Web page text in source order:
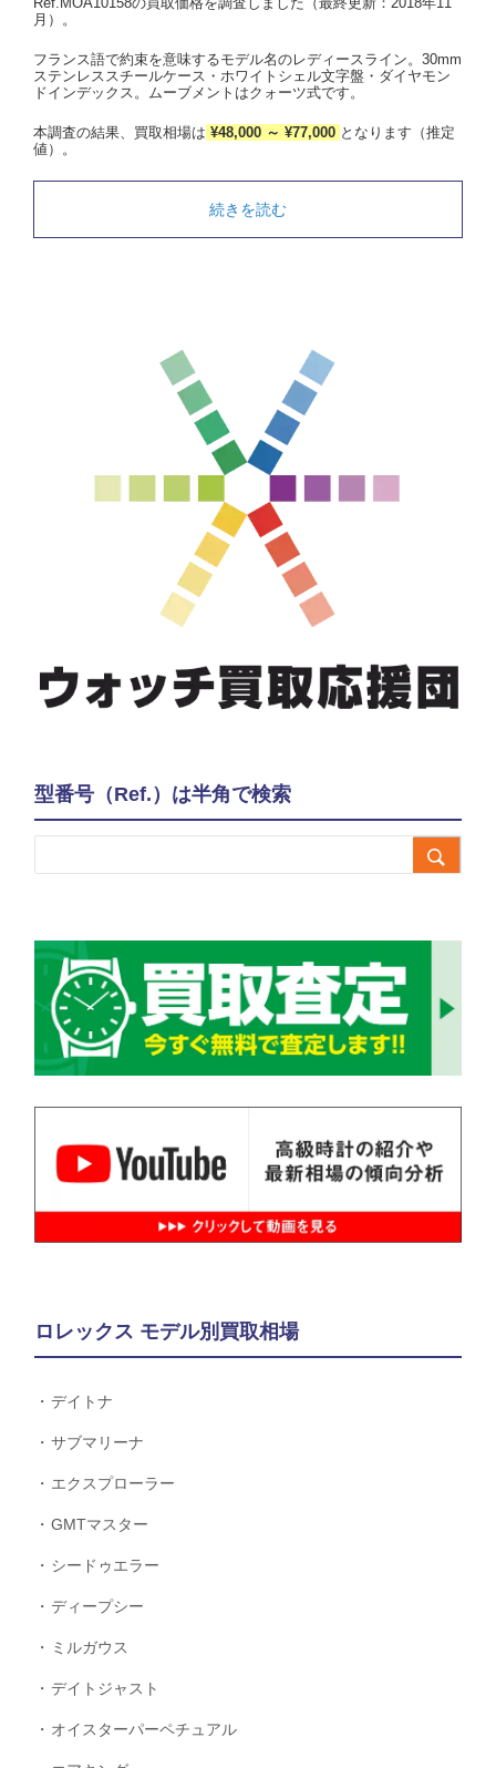
月）。
フランス語で約束を意味するモデル名のレディースライン。30mm
ステンレススチールケース・ホワイトシェル文字盤・ダイヤモン
ドインデックス。ムーブメントはクォーツ式です。
本調査の結果、買取相場は ¥48,000 ～ ¥77,000 となります（推定
値）。
続きを読む
型番号（Ref.）は半角で検索

ロレックス モデル別買取相場
デイトナ
サブマリーナ
エクスプローラー
GMTマスター
シードゥエラー
ディープシー
ミルガウス
デイトジャスト
オイスターパーペチュアル